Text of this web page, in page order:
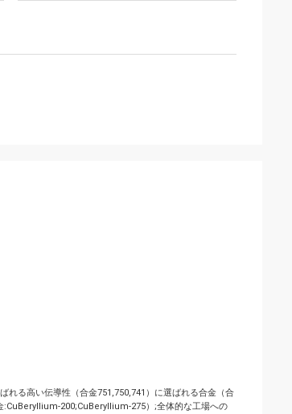
れる高い伝導性（合金751,750,741）に選ばれる合金（合
:CuBeryllium-200;CuBeryllium-275）;全体的な工場への